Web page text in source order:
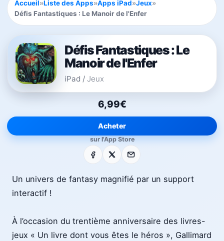
Accueil»Liste des Apps»Apps iPad»Jeux»
Défis Fantastiques : Le Manoir de l'Enfer
Défis Fantastiques : Le
Manoir de l'Enfer
iPad / Jeux
6,99€
Acheter
sur l'App Store
Facebook E-mail
Un univers de fantasy magnifié par un support
interactif !
À l’occasion du trentième anniversaire des livres-
jeux « Un livre dont vous êtes le héros », Gallimard